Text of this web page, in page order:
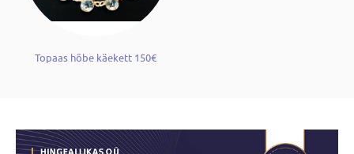
Topaas hõbe käekett 150€